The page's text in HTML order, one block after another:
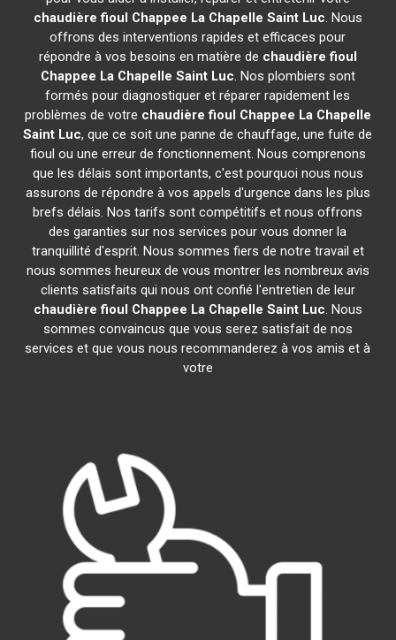
chaudière fioul Chappee La Chapelle Saint Luc. Nous
offrons des interventions rapides et efficaces pour
répondre à vos besoins en matière de chaudière fioul
Chappee La Chapelle Saint Luc. Nos plombiers sont
formés pour diagnostiquer et réparer rapidement les
problèmes de votre chaudière fioul Chappee La Chapelle
Saint Luc, que ce soit une panne de chauffage, une fuite de
fioul ou une erreur de fonctionnement. Nous comprenons
que les délais sont importants, c'est pourquoi nous nous
assurons de répondre à vos appels d'urgence dans les plus
brefs délais. Nos tarifs sont compétitifs et nous offrons
des garanties sur nos services pour vous donner la
tranquillité d'esprit. Nous sommes fiers de notre travail et
nous sommes heureux de vous montrer les nombreux avis
clients satisfaits qui nous ont confié l'entretien de leur
chaudière fioul Chappee La Chapelle Saint Luc. Nous
sommes convaincus que vous serez satisfait de nos
services et que vous nous recommanderez à vos amis et à
votre